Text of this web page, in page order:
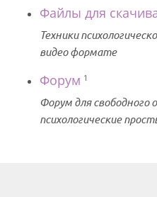
Файлы для
Техники
видео формате
Форум 1
Форум для свободного
психологические